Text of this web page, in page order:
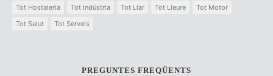
Tot Hostaleria
Tot Indústria Tot Llar Tot Lleure
Tot Motor
Tot Salut
Tot Serveis
PREGUNTES FREQÜENTS